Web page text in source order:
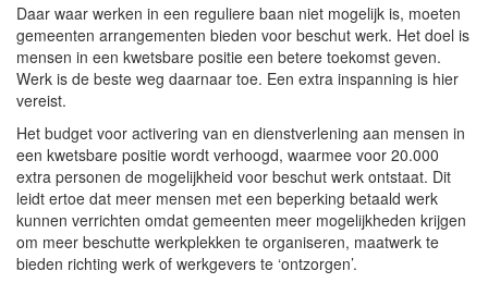
Daar waar werken in een reguliere baan niet mogelijk is, moeten
gemeenten arrangementen bieden voor beschut werk. Het doel is
mensen in een kwetsbare positie een betere toekomst geven.
Werk is de beste weg daarnaar toe. Een extra inspanning is hier
vereist.
Het budget voor activering van en dienstverlening aan mensen in
een kwetsbare positie wordt verhoogd, waarmee voor 20.000
extra personen de mogelijkheid voor beschut werk ontstaat. Dit
leidt ertoe dat meer mensen met een beperking betaald werk
kunnen verrichten omdat gemeenten meer mogelijkheden krijgen
om meer beschutte werkplekken te organiseren, maatwerk te
bieden richting werk of werkgevers te ‘ontzorgen’.